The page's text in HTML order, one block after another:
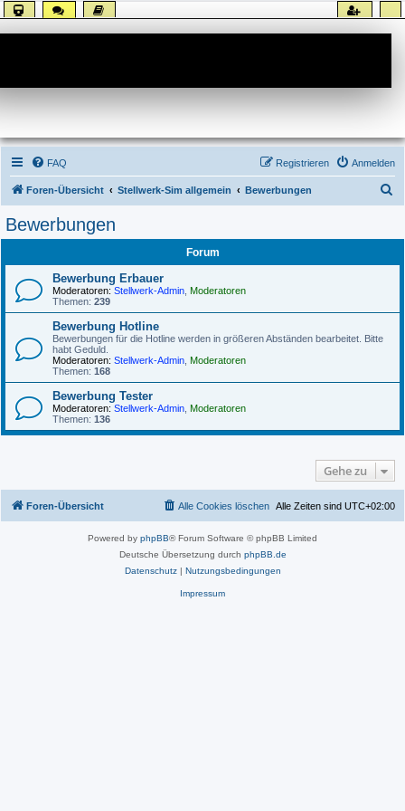
FAQ Anmelden
Registrieren
Foren-Übersicht Stellwerk-Sim allgemein Bewerbungen
Bewerbungen
Forum
Bewerbung Erbauer
Moderatoren: Stellwerk-Admin Moderatoren
Themen: 239
Bewerbung Hotline
Bewerbungen für die Hotline werden in größeren Abständen bearbeitet. Bitte
habt Geduld.
Moderatoren: Stellwerk-Admin Moderatoren
Themen: 168
Bewerbung Tester
Moderatoren: Stellwerk-Admin Moderatoren
Themen: 136
Gehe zu
Foren-Übersicht Alle Zeiten sind UTC+02:00
Alle Cookies löschen
Powered by phpBB® Forum Software © phpBB Limited
Deutsche Übersetzung durch phpBB.de
Datenschutz| Nutzungsbedingungen
Impressum